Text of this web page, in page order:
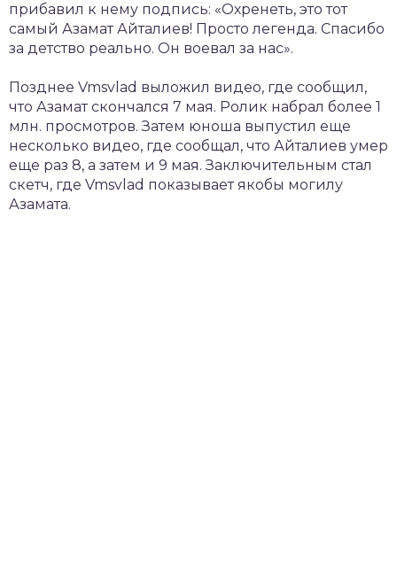
прибавил к нему подпись: «Охренеть, это тот
самый Азамат Айталиев! Просто легенда. Спасибо
за детство реально. Он воевал за нас».
Позднее Vmsvlad выложил видео, где сообщил,
что Азамат скончался 7 мая. Ролик набрал более 1
млн. просмотров. Затем юноша выпустил еще
несколько видео, где сообщал, что Айталиев умер
еще раз 8, а затем и 9 мая. Заключительным стал
скетч, где Vmsvlad показывает якобы могилу
Азамата.